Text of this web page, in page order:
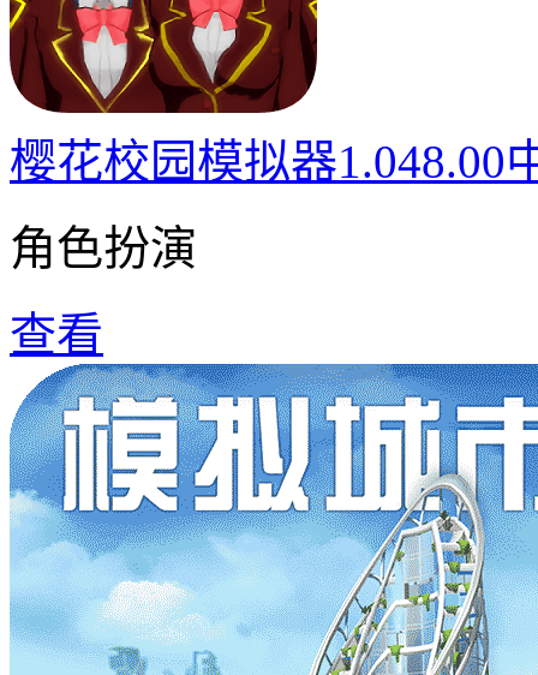
樱花校园模拟器1.048.00
角色扮演
查看